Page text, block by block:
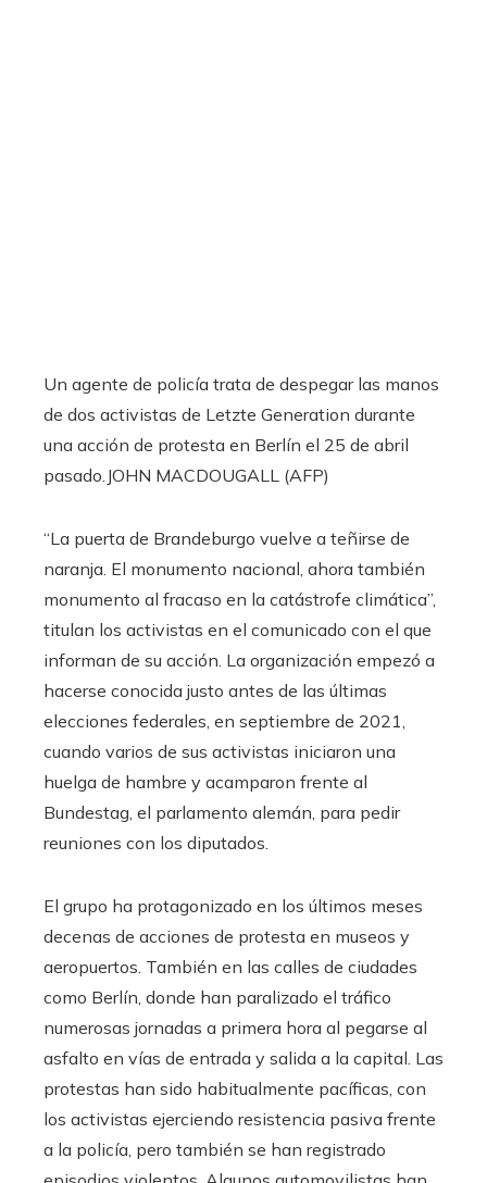
Un agente de policía trata de despegar las manos
de dos activistas de Letzte Generation durante
una acción de protesta en Berlín el 25 de abril
pasado. JOHN MACDOUGALL (AFP)
“La puerta de Brandeburgo vuelve a teñirse de
naranja. El monumento nacional, ahora también
monumento al fracaso en la catástrofe climática”,
titulan los activistas en el comunicado con el que
informan de su acción. La organización empezó a
hacerse conocida justo antes de las últimas
elecciones federales, en septiembre de 2021,
cuando varios de sus activistas iniciaron una
huelga de hambre y acamparon frente al
Bundestag, el parlamento alemán, para pedir
reuniones con los diputados.
El grupo ha protagonizado en los últimos meses
decenas de acciones de protesta en museos y
aeropuertos. También en las calles de ciudades
como Berlín, donde han paralizado el tráfico
numerosas jornadas a primera hora al pegarse al
asfalto en vías de entrada y salida a la capital. Las
protestas han sido habitualmente pacíficas, con
los activistas ejerciendo resistencia pasiva frente
a la policía, pero también se han registrado